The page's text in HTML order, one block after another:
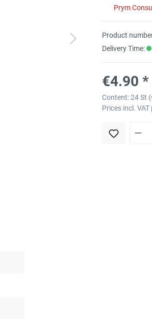
Prym
Product
Delivery Time:
€4.90
Content:24 St (
Prices incl.